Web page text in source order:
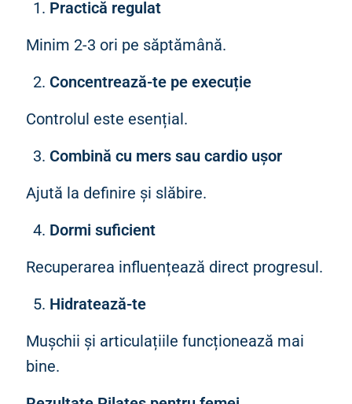
Practică regulat
Minim 2-3 ori pe săptămână.
Concentrează-te pe execuție
Controlul este esențial.
Combină cu mers sau cardio ușor
Ajută la definire și slăbire.
Dormi suficient
Recuperarea influențează direct progresul.
Hidratează-te
Mușchii și articulațiile funcționează mai
bine.